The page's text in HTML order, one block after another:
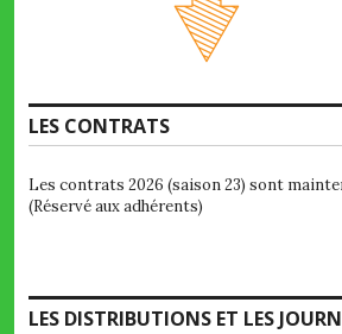
LES CONTRATS
Les contrats 2026 (saison 23) sont
(Réservé aux adhérents)
LES DISTRIBUTIONS ET LES